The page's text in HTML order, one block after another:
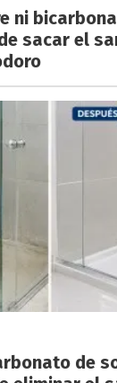
ni
sacar el
de